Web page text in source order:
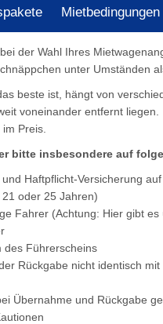
Mietbedingungen
der Wahl Ihres
unter Umständen
beste ist, hängt von
voneinander entfernt
Preis.
bitte insbesondere auf
Haftpflicht-Versicherung
oder 25 Jahren)
Fahrer (Achtung: Hier gibt
des Führerscheins
Rückgabe nicht identisch
Übernahme und Rückgabe